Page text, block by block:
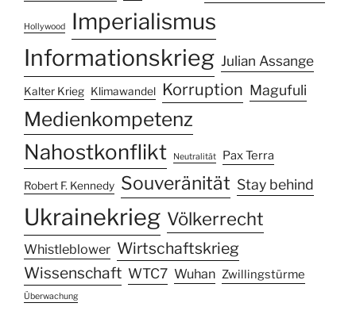
Hollywood
Imperialismus
Informationskrieg Julian Assange
Kalter Krieg Klimawandel Korruption Magufuli
Medienkompetenz
Nahostkonflikt Neutralität Pax Terra
Robert F. Kennedy Souveränität Stay behind
Ukrainekrieg Völkerrecht
Whistleblower Wirtschaftskrieg
Wissenschaft WTC7 Wuhan Zwillingstürme
Überwachung